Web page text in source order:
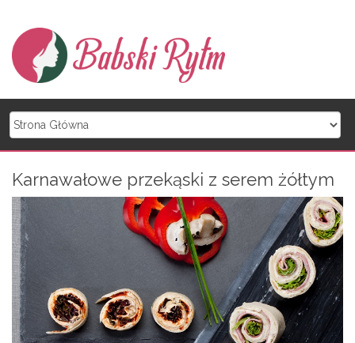
Karnawałowe przekąski z serem żółtym